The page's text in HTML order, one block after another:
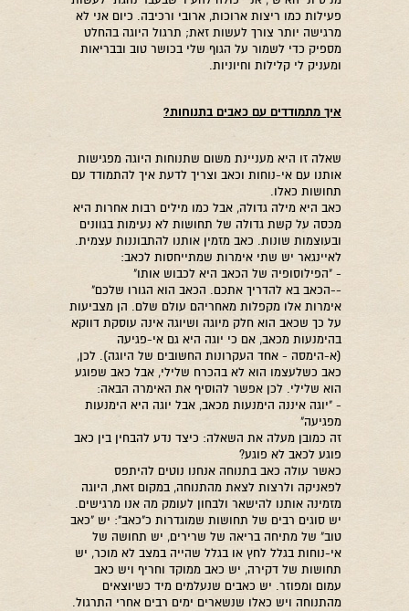
פעילות כמו ריצות ארוכות, ארובי ורכיבה. כיום אני לא
מרגישה יותר צורך לעשות זאת; תרגול היוגה בהחלט
מספיק כדי לשמור על הגוף שלי בכושר טוב ובבריאות
ומעניק לי קלילות וחיוניות.
איך מתמודדים עם כאבים בתנוחות?
שאלה זו היא מעניינת משום שתנוחות היוגה מפגישות
אותנו עם אי-נוחות וכאב וצריך לדעת איך להתמודד עם
תחושות כאלו.
כאב היא מילה גדולה, אבל כמו מילים רבות אחרות היא
מכסה על קשת גדולה של תחושות לא נעימות בגוונים
ובעוצמות שונות. כאב מזמין אותנו להתבוננות עצמית.
לאיינגאר יש שתי אימרות שמתייחסות לכאב:
- "הפילוסופיה של הכאב היא לכבוש אותו"
--הכאב בא להדריך אתכם. הכאב הוא הגורו שלכם"
אימרות אלו מקפלות מאחריהם עולם שלם. הן מצביעות
על כך שכאב הוא חלק מיוגה ושיוגה אינה עוסקת דווקא
בהימנעות מכאב, אם כי יוגה היא גם אי-פגיעה
(א-הימסה - אחד העקרונות החשובים של היוגה). לכן,
כאב כשלעצמו הוא לא בהכרח שלילי, אבל כאב שפוגע
הוא שלילי. לכן אפשר להוסיף את האימרה הבאה:
- "יוגה איננה הימנעות מכאב, אבל יוגה היא הימנעות
מפגיעה"
זה כמובן מעלה את השאלה: כיצד נדע להבחין בין כאב
פוגע לכאב לא פוגע?
כאשר עולה כאב בתנוחה אנחנו נוטים להיתפס
לפאניקה ולרצות לצאת מהתנוחה, במקום זאת, היוגה
מזמינה אותנו להישאר ולבחון לעומק מה אנו מרגישים.
יש סוגים רבים של תחושות שמוגדרות כ"כאב": יש "כאב
טוב" של מתיחה בריאה של שרירים, יש תחושה של
אי-נוחות בגלל לחץ או בגלל שהייה במצב לא מוכר, יש
תחושות של דקירה, יש כאב ממוקד וחריף ויש כאב
עמום ומפוזר. יש כאבים שנעלמים מיד כשיוצאים
מהתנוחה ויש כאלו שנשארים ימים רבים אחרי התרגול.